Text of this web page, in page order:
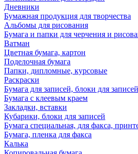
Дневники
Бумажная продукция для творчества
Альбомы для рисования
Бумага и папки для черчения и
Ватман
Цветная бумага, картон
Поделочная бумага
Папки, дипломные, курсовые
Раскраски
Бумага для записей, блоки для записей
Бумага с клеевым краем
Закладки, вставки
Кубарики, блоки для записей
Бумага специальная, для факса,
Бумага, пленка для факса
Калька